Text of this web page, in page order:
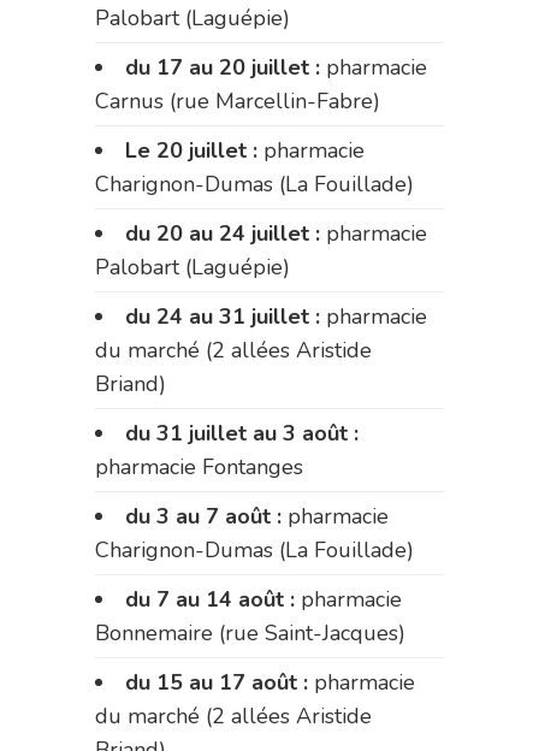
Palobart (Laguépie)
du 17 au 20 juillet : pharmacie
Carnus (rue Marcellin-Fabre)
Le 20 juillet : pharmacie
Charignon-Dumas (La Fouillade)
du 20 au 24 juillet : pharmacie
Palobart (Laguépie)
du 24 au 31 juillet : pharmacie
du marché (2 allées Aristide
Briand)
du 31 juillet au 3 août :
pharmacie Fontanges
du 3 au 7 août : pharmacie
Charignon-Dumas (La Fouillade)
du 7 au 14 août : pharmacie
Bonnemaire (rue Saint-Jacques)
du 15 au 17 août : pharmacie
du marché (2 allées Aristide